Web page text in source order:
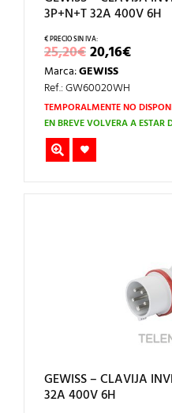
3P+N+T 32A 400V 6H
25,20€EL
PRECIO
ORIGINAL
ERA:
25,20€.
20,16€EL
PRECIO
Marca:GEWISS
Ref.: GW60020WH
TEMPORALMENTE NO
EN BREVE VOLVERÁ A ESTAR
GEWISS – CLAVIJA
32A 400V 6H